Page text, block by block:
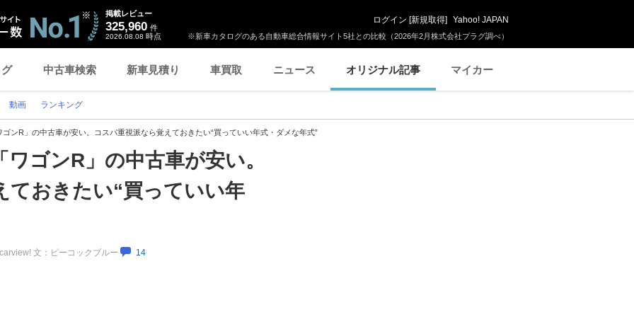
※新車カタログのある自動車総合情報サイト5社との比較（2026年2月株式会社プラグ調べ）
掲載レビュー
325,960 件
2026.08.08 時点
ログイン [新規取得] Yahoo! JAPAN
中古車検索 新車見積り 車買取 ニュース オリジナル記事 マイカー
動画 ランキング
ンR」の中古車が安い。コスパ重視派なら覚えておきたい“買っていい年式・ダメな年式”
ゴンR」の中古車が安い。
ておきたい“買っていい年
carview! 文：ピーコックブルー 14